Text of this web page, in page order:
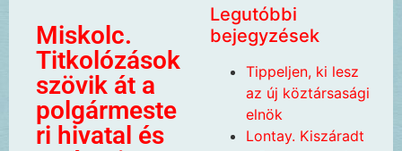
Miskolc.
Titkolózások
szövik át a
polgármeste
ri hivatal és
Legutóbbi
bejegyzések
Tippeljen, ki lesz
az új köztársasági
elnök
Lontay. Kiszáradt